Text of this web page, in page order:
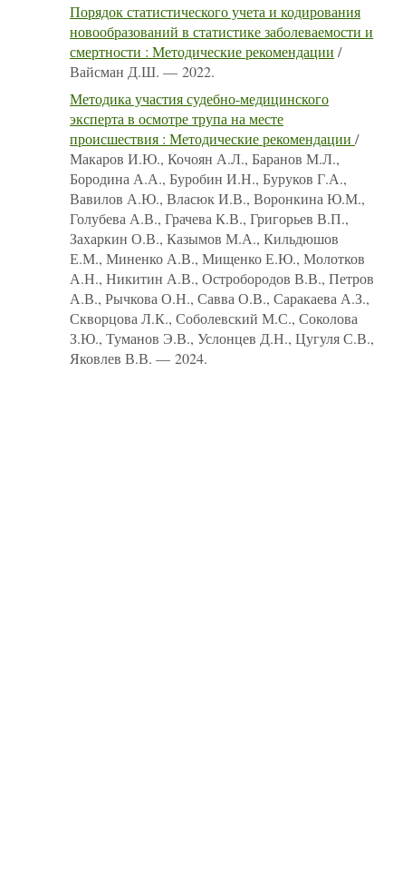
Порядок статистического учета и кодирования
новообразований в статистике заболеваемости и
смертности : Методические рекомендации /
Вайсман Д.Ш. — 2022.
Методика участия судебно-медицинского
эксперта в осмотре трупа на месте
происшествия : Методические рекомендации /
Макаров И.Ю., Кочоян А.Л., Баранов М.Л.,
Бородина А.А., Буробин И.Н., Буруков Г.А.,
Вавилов А.Ю., Власюк И.В., Воронкина Ю.М.,
Голубева А.В., Грачева К.В., Григорьев В.П.,
Захаркин О.В., Казымов М.А., Кильдюшов
Е.М., Миненко А.В., Мищенко Е.Ю., Молотков
А.Н., Никитин А.В., Остробородов В.В., Петров
А.В., Рычкова О.Н., Савва О.В., Саракаева А.З.,
Скворцова Л.К., Соболевский М.С., Соколова
З.Ю., Туманов Э.В., Услонцев Д.Н., Цугуля С.В.,
Яковлев В.В. — 2024.